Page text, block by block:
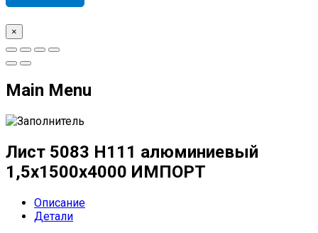
×
Main Menu
Лист 5083 H111 алюминиевый
1,5х1500х4000 ИМПОРТ
Описание
Детали